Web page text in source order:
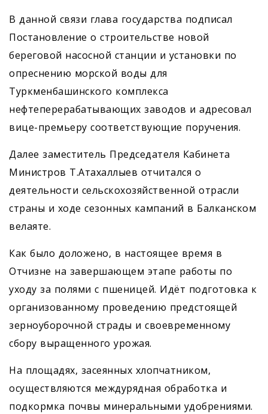
В данной связи глава государства подписал
Постановление о строительстве новой
береговой насосной станции и установки по
опреснению морской воды для
Туркменбашинского комп­лекса
нефтеперерабатывающих заводов и адресовал
вице-премьеру соответствующие поручения.
Далее заместитель Председателя Кабинета
Министров Т.Атахаллыев отчитался о
деятельности сельскохозяйственной отрасли
страны и ходе сезонных кампаний в Балканском
велаяте.
Как было доложено, в настоящее время в
Отчизне на завершающем этапе работы по
уходу за полями с пшеницей. Идёт подготовка к
организованному проведению предстоящей
зерноуборочной страды и своевременному
сбору выращенного урожая.
На площадях, засеянных хлопчатником,
осуществляются междурядная обработка и
подкормка почвы минеральными удобрениями.